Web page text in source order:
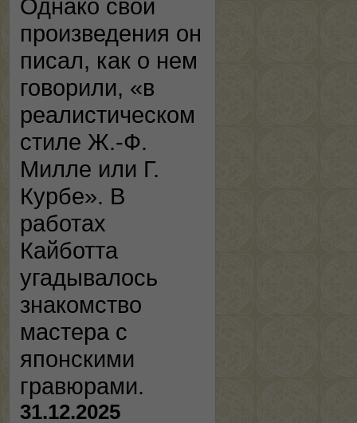
Однако свои
произведения он
писал, как о нем
говорили, «в
реалистическом
стиле Ж.-Ф.
Милле или Г.
Курбе». В
работах
Кайботта
угадывалось
знакомство
мастера с
японскими
гравюрами.
31.12.2025